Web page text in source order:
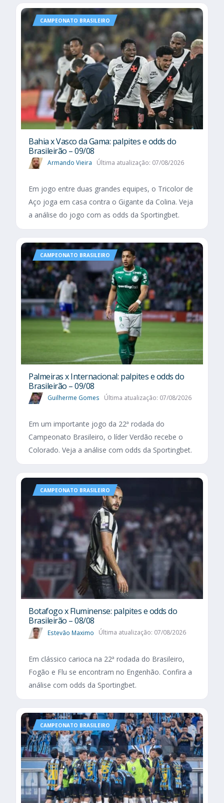
CAMPEONATO BRASILEIRO
Bahia x Vasco da Gama: palpites e odds do
Brasileirão – 09/08
Armando Vieira Última atualização: 07/08/2026
Em jogo entre duas grandes equipes, o Tricolor de
Aço joga em casa contra o Gigante da Colina. Veja
a análise do jogo com as odds da Sportingbet.
CAMPEONATO BRASILEIRO
Palmeiras x Internacional: palpites e odds do
Brasileirão – 09/08
Guilherme Gomes Última atualização: 07/08/2026
Em um importante jogo da 22ª rodada do
Campeonato Brasileiro, o líder Verdão recebe o
Colorado. Veja a análise com odds da Sportingbet.
CAMPEONATO BRASILEIRO
Botafogo x Fluminense: palpites e odds do
Brasileirão – 08/08
Estevão Maximo Última atualização: 07/08/2026
Em clássico carioca na 22ª rodada do Brasileiro,
Fogão e Flu se encontram no Engenhão. Confira a
análise com odds da Sportingbet.
CAMPEONATO BRASILEIRO